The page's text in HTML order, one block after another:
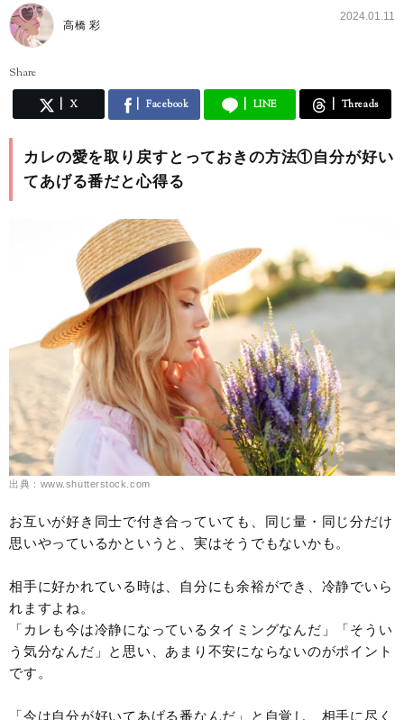
高橋 彩
2024.01.11
Share
X Facebook LINE Threads
カレの愛を取り戻すとっておきの方法①自分が好い
てあげる番だと心得る
出典：www.shutterstock.com
お互いが好き同士で付き合っていても、同じ量・同じ分だけ
思いやっているかというと、実はそうでもないかも。
相手に好かれている時は、自分にも余裕ができ、冷静でいら
れますよね。
「カレも今は冷静になっているタイミングなんだ」「そうい
う気分なんだ」と思い、あまり不安にならないのがポイント
です。
「今は自分が好いてあげる番なんだ」と自覚し、相手に尽く